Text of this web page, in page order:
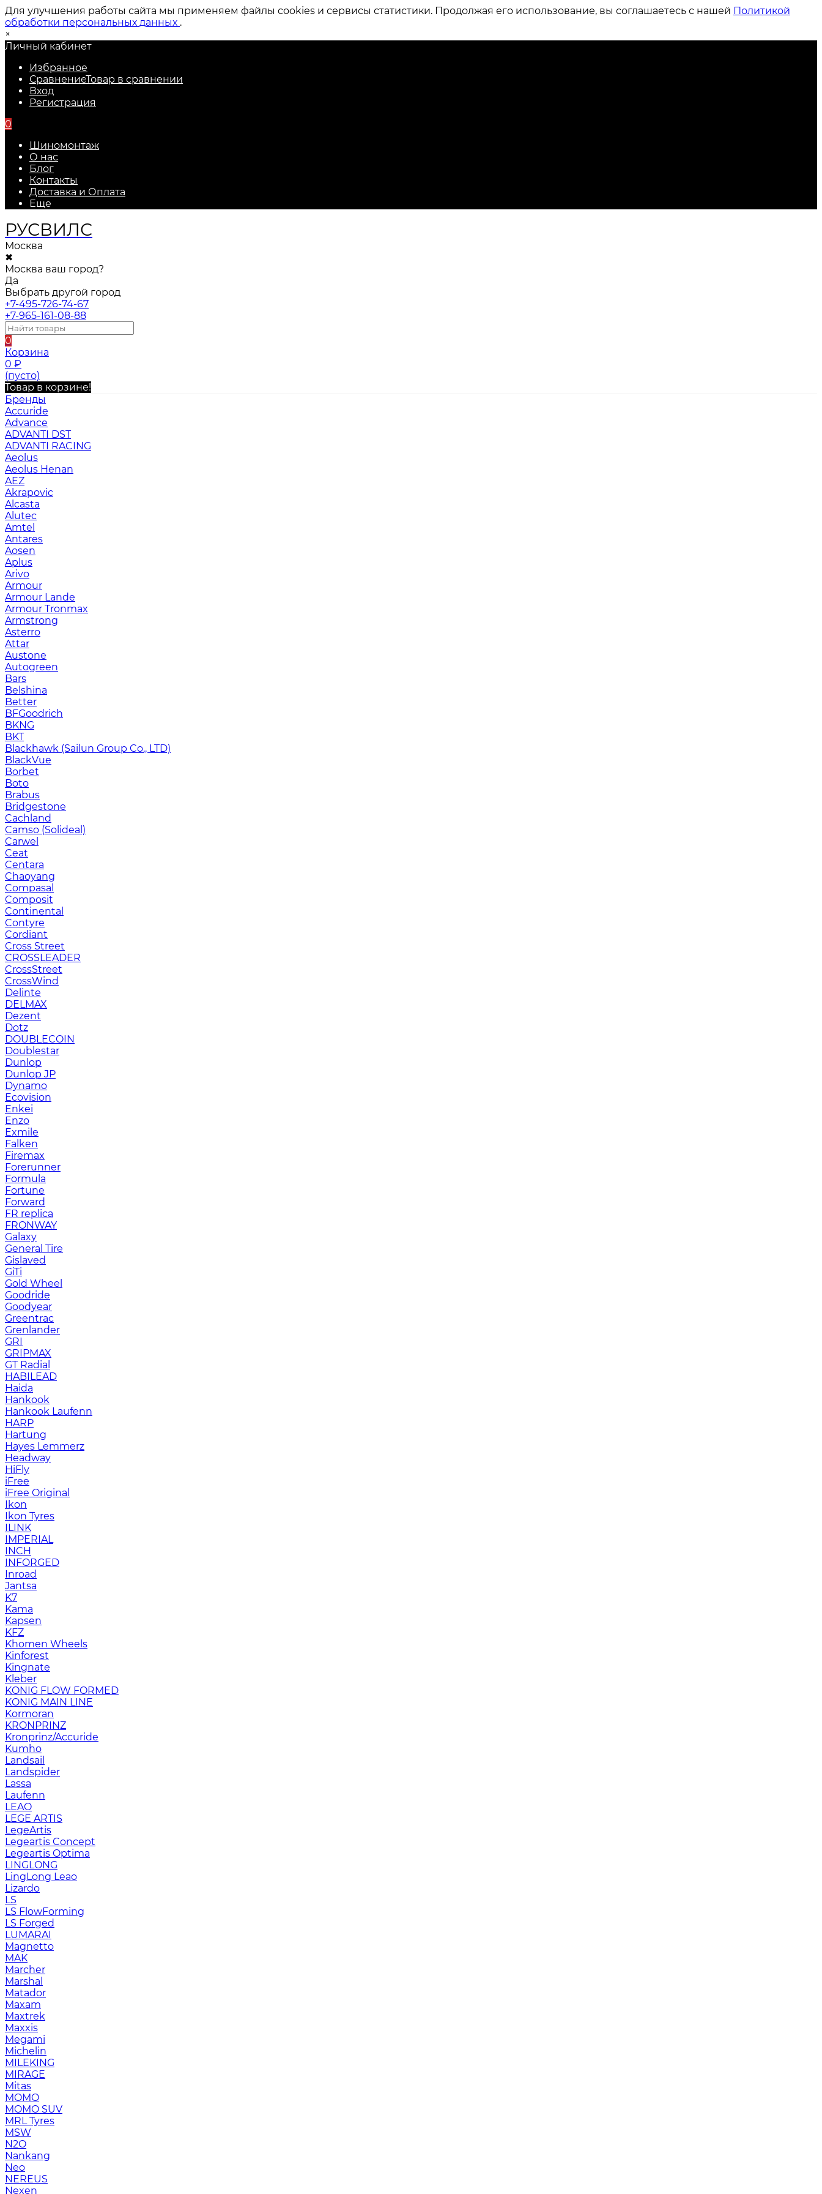
Для улучшения работы сайта мы применяем файлы cookies и сервисы статистики. Продолжая его использование, вы соглашаетесь с нашей Политикой
обработки персональных данных .
×
Личный кабинет
Избранное
СравнениеТовар в сравнении
Вход
Регистрация
0
Шиномонтаж
О нас
Блог
Контакты
Доставка и Оплата
Еще
РУСВИЛС
Москва
✖
Москва ваш город?
Да
Выбрать другой город
+7-495-726-74-67
+7-965-161-08-88
0
Корзина
0 ₽
(пусто)
Товар в корзине!
Бренды
Accuride
Advance
ADVANTI DST
ADVANTI RACING
Aeolus
Aeolus Henan
AEZ
Akrapovic
Alcasta
Alutec
Amtel
Antares
Aosen
Aplus
Arivo
Armour
Armour Lande
Armour Tronmax
Armstrong
Asterro
Attar
Austone
Autogreen
Bars
Belshina
Better
BFGoodrich
BKNG
BKT
Blackhawk (Sailun Group Co., LTD)
BlackVue
Borbet
Boto
Brabus
Bridgestone
Cachland
Camso (Solideal)
Carwel
Ceat
Centara
Chaoyang
Compasal
Composit
Continental
Contyre
Cordiant
Cross Street
CROSSLEADER
CrossStreet
CrossWind
Delinte
DELMAX
Dezent
Dotz
DOUBLECOIN
Doublestar
Dunlop
Dunlop JP
Dynamo
Ecovision
Enkei
Enzo
Exmile
Falken
Firemax
Forerunner
Formula
Fortune
Forward
FR replica
FRONWAY
Galaxy
General Tire
Gislaved
GiTi
Gold Wheel
Goodride
Goodyear
Greentrac
Grenlander
GRI
GRIPMAX
GT Radial
HABILEAD
Haida
Hankook
Hankook Laufenn
HARP
Hartung
Hayes Lemmerz
Headway
HiFly
iFree
iFree Original
Ikon
Ikon Tyres
ILINK
IMPERIAL
INCH
INFORGED
Inroad
Jantsa
K7
Kama
Kapsen
KFZ
Khomen Wheels
Kinforest
Kingnate
Kleber
KONIG FLOW FORMED
KONIG MAIN LINE
Kormoran
KRONPRINZ
Kronprinz/Accuride
Kumho
Landsail
Landspider
Lassa
Laufenn
LEAO
LEGE ARTIS
LegeArtis
Legeartis Concept
Legeartis Optima
LINGLONG
LingLong Leao
Lizardo
LS
LS FlowForming
LS Forged
LUMARAI
Magnetto
MAK
Marcher
Marshal
Matador
Maxam
Maxtrek
Maxxis
Megami
Michelin
MILEKING
MIRAGE
Mitas
MOMO
MOMO SUV
MRL Tyres
MSW
N2O
Nankang
Neo
NEREUS
Nexen